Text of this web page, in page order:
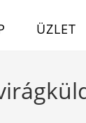
ÜZLET